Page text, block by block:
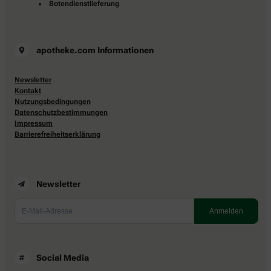
Botendienstlieferung
apotheke.com Informationen
Newsletter
Kontakt
Nutzungsbedingungen
Datenschutzbestimmungen
Impressum
Barrierefreiheitserklärung
Newsletter
Social Media